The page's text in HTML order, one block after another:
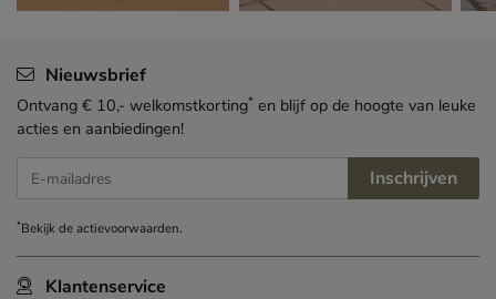
Klantenservice
Nieuwsbrief
Ontvang € 10,- welkomstkorting* en blijf op de hoogte van leuke
acties en aanbiedingen!
E-mailadres Inschrijven
*Bekijk deactievoorwaarden.